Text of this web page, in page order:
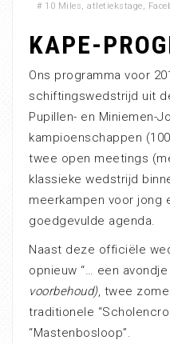
# 10 Miles, atletiekstage,
KAPE-
Ons programma voor
schiftingswedstrijd uit
Pupillen- en Miniemen-
kampioenschappen
twee open meetings
klassieke wedstrijd
meerkampen voor jong
goedgevulde agenda.
Naast deze officiële
opnieuw “… een avondje
voorbehoud), twee
traditionele
“Mastenbosloop”.